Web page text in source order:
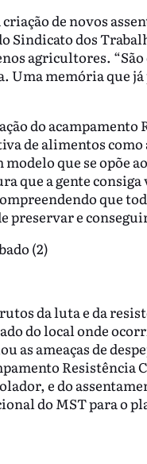
de novos
Sindicato dos
agricultores.
memória que já
do acampamento
de alimentos como
que se opõe
que a gente
que
preservar e
(2)
da luta e da
do local onde
as ameaças de
Resistência
e do
do MST para o